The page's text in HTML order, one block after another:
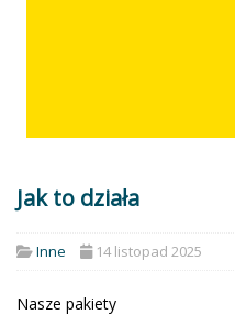
Jak to działa
Inne 14 listopad 2025
Nasze pakiety